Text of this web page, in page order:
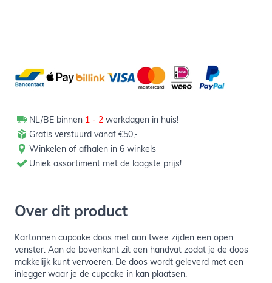
NL/BE binnen 1 - 2 werkdagen in huis!
Gratis verstuurd vanaf €50,-
Winkelen of afhalen in 6 winkels
Uniek assortiment met de laagste prijs!
Over dit product
Kartonnen cupcake doos met aan twee zijden een open
venster. Aan de bovenkant zit een handvat zodat je de doos
makkelijk kunt vervoeren. De doos wordt geleverd met een
inlegger waar je de cupcake in kan plaatsen.